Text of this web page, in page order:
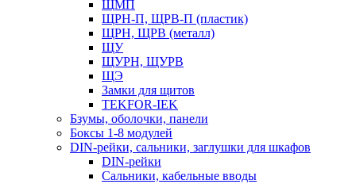
ЩМП
ЩРН-П, ЩРВ-П (пластик)
ЩРН, ЩРВ (металл)
ЩУ
ЩУРН, ЩУРВ
ЩЭ
Замки для щитов
TEKFOR-IEK
Бзумы, оболочки, панели
Боксы 1-8 модулей
DIN-рейки, сальники, заглушки для шкафов
DIN-рейки
Сальники, кабельные вводы